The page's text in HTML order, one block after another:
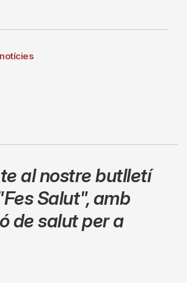
al nostre butlletí
Salut",amb
de salut per a